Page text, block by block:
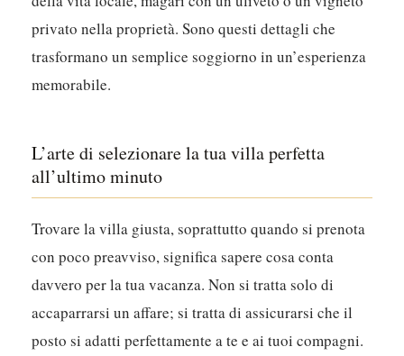
privato nella proprietà. Sono questi dettagli che
trasformano un semplice soggiorno in un’esperienza
memorabile.
L’arte di selezionare la tua villa perfetta
all’ultimo minuto
Trovare la villa giusta, soprattutto quando si prenota
con poco preavviso, significa sapere cosa conta
davvero per la tua vacanza. Non si tratta solo di
accaparrarsi un affare; si tratta di assicurarsi che il
posto si adatti perfettamente a te e ai tuoi compagni.